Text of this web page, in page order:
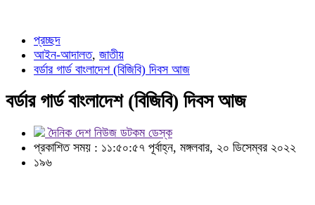
প্রচ্ছদ
আইন-আদালত, জাতীয়
বর্ডার গার্ড বাংলাদেশ (বিজিবি) দিবস আজ
বর্ডার গার্ড বাংলাদেশ (বিজিবি) দিবস আজ
দৈনিক দেশ নিউজ ডটকম ডেস্ক
প্রকাশিত সময় : ১১:৫০:৫৭ পূর্বাহ্ন, মঙ্গলবার, ২০ ডিসেম্বর ২০২২
১৯৬